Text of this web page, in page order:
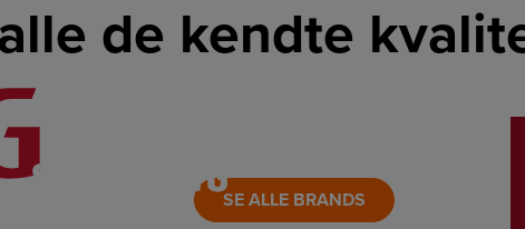
de kendte
SE ALLE BRANDS